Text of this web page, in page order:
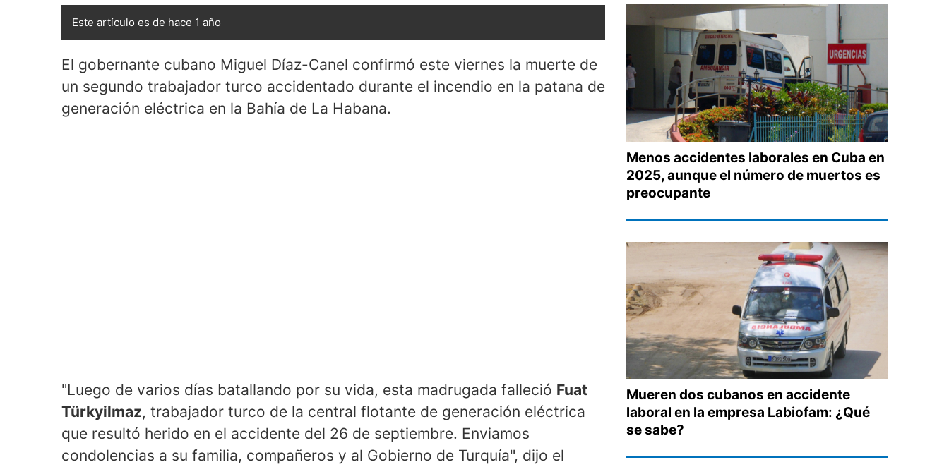
Este artículo es de hace 1 año
El gobernante cubano Miguel Díaz-Canel confirmó este viernes la muerte de
un segundo trabajador turco accidentado durante el incendio en la patana de
generación eléctrica en la Bahía de La Habana.
"Luego de varios días batallando por su vida, esta madrugada falleció Fuat
Türkyilmaz, trabajador turco de la central flotante de generación eléctrica
que resultó herido en el accidente del 26 de septiembre. Enviamos
condolencias a su familia, compañeros y al Gobierno de Turquía", dijo el
Menos accidentes laborales en Cuba en
2025, aunque el número de muertos es
preocupante
Mueren dos cubanos en accidente
laboral en la empresa Labiofam: ¿Qué
se sabe?